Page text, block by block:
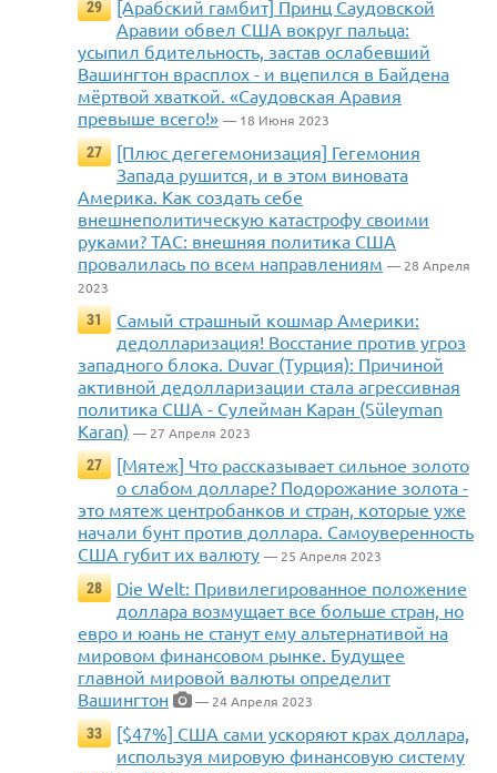
29
[Арабский гамбит] Принц Саудовской
Аравии обвел США вокруг пальца:
усыпил бдительность, застав ослабевший
Вашингтон врасплох - и вцепился в Байдена
мёртвой хваткой. «Саудовская Аравия
превыше всего!» — 18 Июня 2023
27
[Плюс дегегемонизация] Гегемония
Запада рушится, и в этом виновата
Америка. Как создать себе
внешнеполитическую катастрофу своими
руками? TAC: внешняя политика США
провалилась по всем направлениям — 28 Апреля
2023
31
Самый страшный кошмар Америки:
дедолларизация! Восстание против угроз
западного блока. Duvar (Турция): Причиной
активной дедолларизации стала агрессивная
политика США - Сулейман Каран (Süleyman
Karan) — 27 Апреля 2023
27
[Мятеж] Что рассказывает сильное золото
о слабом долларе? Подорожание золота -
это мятеж центробанков и стран, которые уже
начали бунт против доллара. Самоуверенность
США губит их валюту — 25 Апреля 2023
28
Die Welt: Привилегированное положение
доллара возмущает все больше стран, но
евро и юань не станут ему альтернативой на
мировом финансовом рынке. Будущее
главной мировой валюты определит
Вашингтон
— 24 Апреля 2023
33
[$47%] США сами ускоряют крах доллара,
используя мировую финансовую систему